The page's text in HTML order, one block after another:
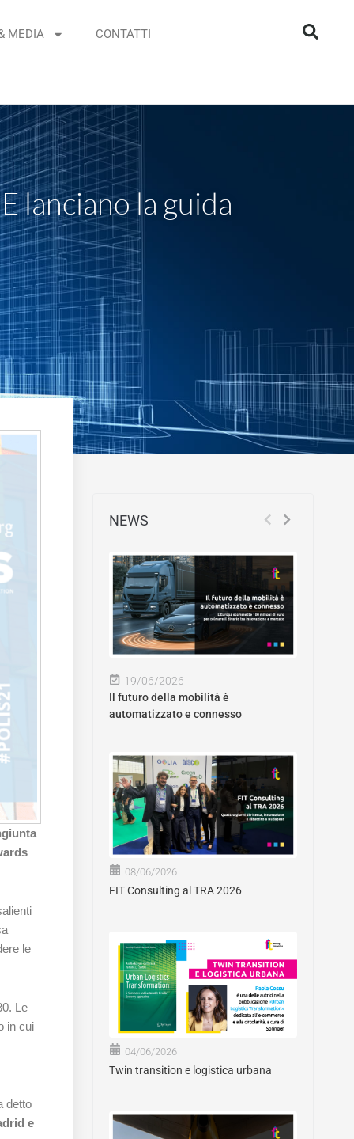
MEDIA CONTATTI
lanciano la guida
le
Le
in cui
detto
e
NEWS
19/06/2026
Il futuro della mobilità è
automatizzato e connesso
08/06/2026
FIT Consulting al TRA 2026
04/06/2026
Twin transition e logistica urbana